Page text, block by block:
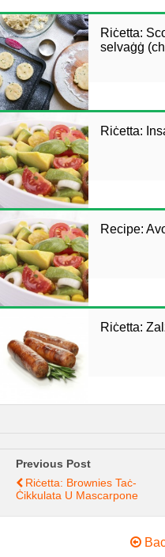
Riċetta:
selvaġġ
Riċetta:
Recipe:
Riċetta:
Previous Post
Riċetta: Brownies Taċ-
Ċikkulata U Mascarpone